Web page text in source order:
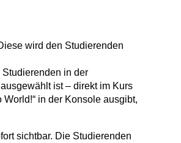
wird den Studierenden
in der
ist – direkt im Kurs
in der Konsole ausgibt,
sichtbar. Die Studierenden